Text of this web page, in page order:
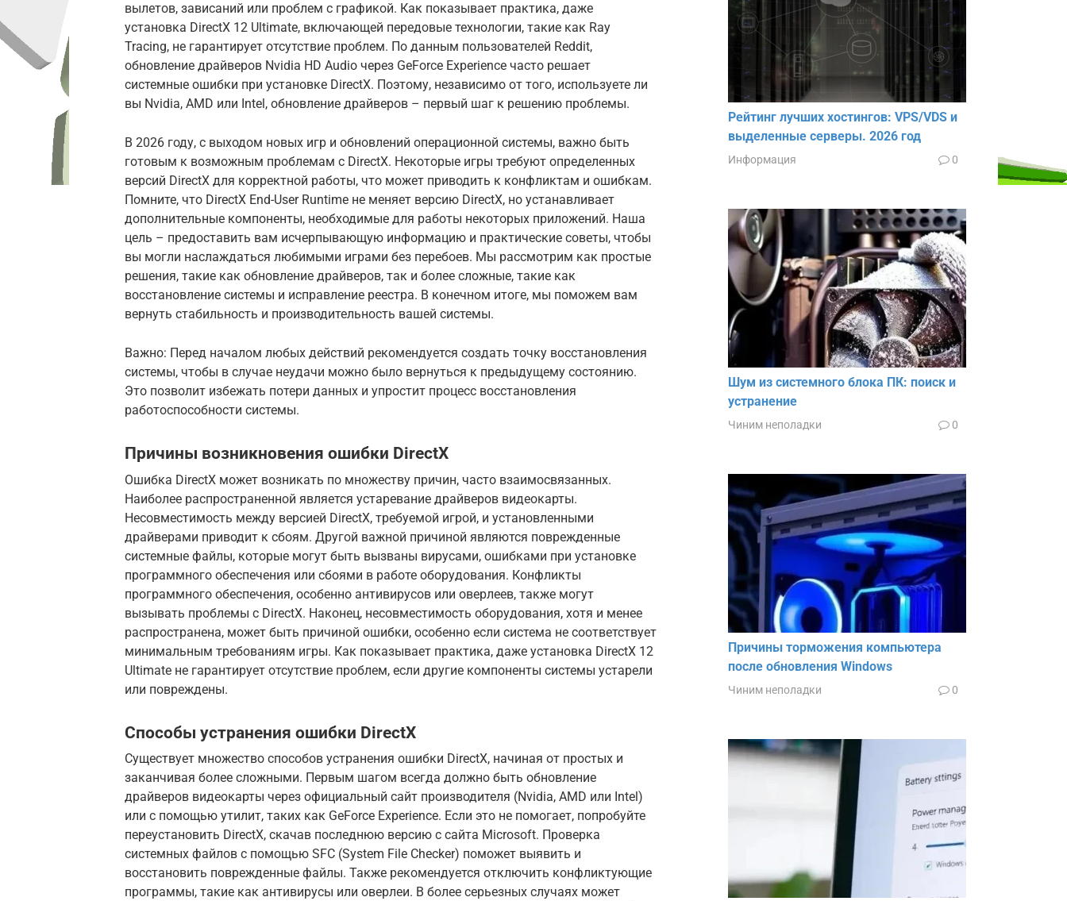
вылетов, зависаний или проблем с графикой. Как показывает практика, даже
установка DirectX 12 Ultimate, включающей передовые технологии, такие как Ray
Tracing, не гарантирует отсутствие проблем. По данным пользователей Reddit,
обновление драйверов Nvidia HD Audio через GeForce Experience часто решает
системные ошибки при установке DirectX. Поэтому, независимо от того, используете ли
вы Nvidia, AMD или Intel, обновление драйверов – первый шаг к решению проблемы.
В 2026 году, с выходом новых игр и обновлений операционной системы, важно быть
готовым к возможным проблемам с DirectX. Некоторые игры требуют определенных
версий DirectX для корректной работы, что может приводить к конфликтам и ошибкам.
Помните, что DirectX End-User Runtime не меняет версию DirectX, но устанавливает
дополнительные компоненты, необходимые для работы некоторых приложений. Наша
цель – предоставить вам исчерпывающую информацию и практические советы, чтобы
вы могли наслаждаться любимыми играми без перебоев. Мы рассмотрим как простые
решения, такие как обновление драйверов, так и более сложные, такие как
восстановление системы и исправление реестра. В конечном итоге, мы поможем вам
вернуть стабильность и производительность вашей системы.
Важно: Перед началом любых действий рекомендуется создать точку восстановления
системы, чтобы в случае неудачи можно было вернуться к предыдущему состоянию.
Это позволит избежать потери данных и упростит процесс восстановления
работоспособности системы.
Причины возникновения ошибки DirectX
Ошибка DirectX может возникать по множеству причин, часто взаимосвязанных.
Наиболее распространенной является устаревание драйверов видеокарты.
Несовместимость между версией DirectX, требуемой игрой, и установленными
драйверами приводит к сбоям. Другой важной причиной являются поврежденные
системные файлы, которые могут быть вызваны вирусами, ошибками при установке
программного обеспечения или сбоями в работе оборудования. Конфликты
программного обеспечения, особенно антивирусов или оверлеев, также могут
вызывать проблемы с DirectX. Наконец, несовместимость оборудования, хотя и менее
распространена, может быть причиной ошибки, особенно если система не соответствует
минимальным требованиям игры. Как показывает практика, даже установка DirectX 12
Ultimate не гарантирует отсутствие проблем, если другие компоненты системы устарели
или повреждены.
Способы устранения ошибки DirectX
Существует множество способов устранения ошибки DirectX, начиная от простых и
заканчивая более сложными. Первым шагом всегда должно быть обновление
драйверов видеокарты через официальный сайт производителя (Nvidia, AMD или Intel)
или с помощью утилит, таких как GeForce Experience. Если это не помогает, попробуйте
переустановить DirectX, скачав последнюю версию с сайта Microsoft. Проверка
системных файлов с помощью SFC (System File Checker) поможет выявить и
восстановить поврежденные файлы. Также рекомендуется отключить конфликтующие
программы, такие как антивирусы или оверлеи. В более серьезных случаях может
Рейтинг лучших хостингов: VPS/VDS и
выделенные серверы. 2026 год
Информация 0
Шум из системного блока ПК: поиск и
устранение
Чиним неполадки 0
Причины торможения компьютера
после обновления Windows
Чиним неполадки 0